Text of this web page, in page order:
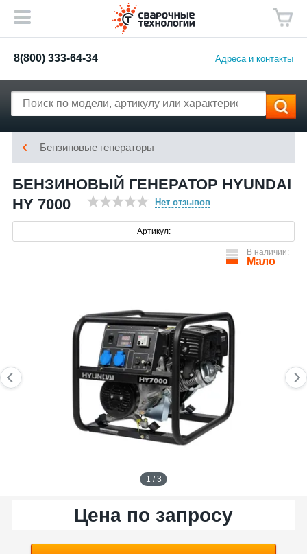
8(800) 333-64-34 Адреса и контакты
Бензиновые генераторы
БЕНЗИНОВЫЙ ГЕНЕРАТОР HYUNDAI
HY 7000
Нет отзывов
Артикул:
В наличии:
Мало
1 / 3
Цена по запросу